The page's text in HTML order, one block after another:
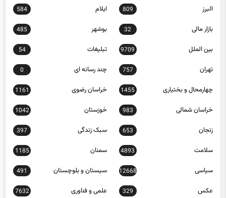
بازار مالی 32 بوشهر 485
بین الملل 9709 تبلیغات 54
تهران 757 چند رسانه ای 0
چهارمحال و بختیاری 1455 خراسان رضوی 1161
خراسان شمالی 983 خوزستان 1042
زنجان 653 سبک زندگی 397
سلامت 4893 سمنان 1185
سیاسی 12668 سیستان و بلوچستان 491
عکس 329 علمی و فناوری 7632